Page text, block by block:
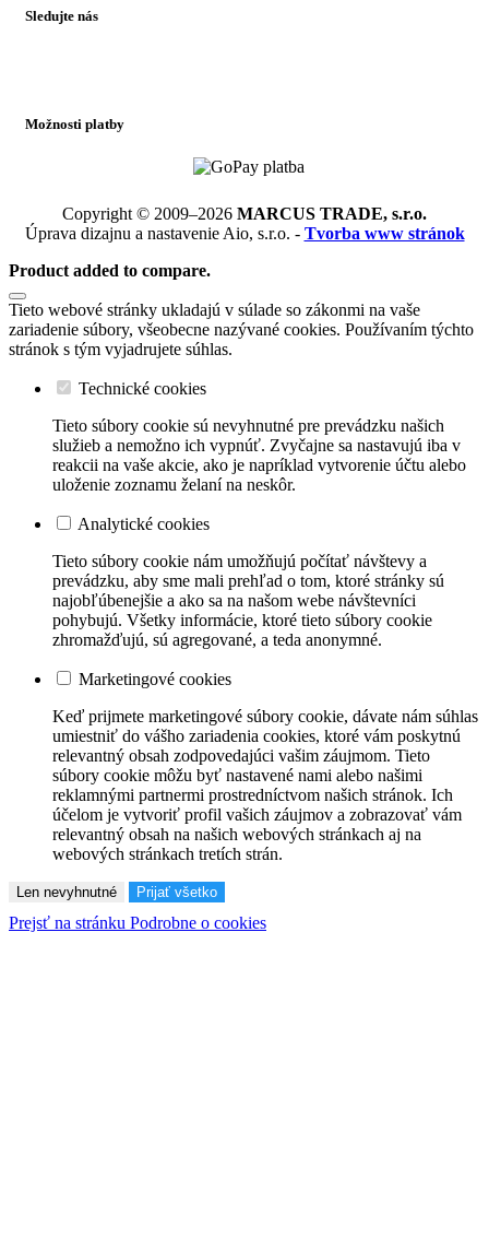
Sledujte nás
Možnosti platby
Copyright © 2009–2026 MARCUS TRADE, s.r.o.
Úprava dizajnu a nastavenie Aio, s.r.o. - Tvorba www stránok
Product added to compare.
Tieto webové stránky ukladajú v súlade so zákonmi na vaše
zariadenie súbory, všeobecne nazývané cookies. Používaním týchto
stránok s tým vyjadrujete súhlas.
Technické cookies
Tieto súbory cookie sú nevyhnutné pre prevádzku našich
služieb a nemožno ich vypnúť. Zvyčajne sa nastavujú iba v
reakcii na vaše akcie, ako je napríklad vytvorenie účtu alebo
uloženie zoznamu želaní na neskôr.
Analytické cookies
Tieto súbory cookie nám umožňujú počítať návštevy a
prevádzku, aby sme mali prehľad o tom, ktoré stránky sú
najobľúbenejšie a ako sa na našom webe návštevníci
pohybujú. Všetky informácie, ktoré tieto súbory cookie
zhromažďujú, sú agregované, a teda anonymné.
Marketingové cookies
Keď prijmete marketingové súbory cookie, dávate nám súhlas
umiestniť do vášho zariadenia cookies, ktoré vám poskytnú
relevantný obsah zodpovedajúci vašim záujmom. Tieto
súbory cookie môžu byť nastavené nami alebo našimi
reklamnými partnermi prostredníctvom našich stránok. Ich
účelom je vytvoriť profil vašich záujmov a zobrazovať vám
relevantný obsah na našich webových stránkach aj na
webových stránkach tretích strán.
Len nevyhnutné Prijať všetko
Prejsť na stránku Podrobne o cookies